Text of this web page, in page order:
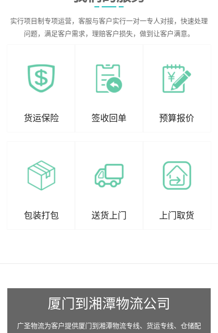
实行项目制专项运营，客服与客户实行一对一专人对接，快速处理
问题，满足客户需求，理赔客户损失，做到让客户满意。
货运保险 签收回单 预算报价
包装打包 送货上门 上门取货
厦门到湘潭物流公司
广圣物流为客户提供厦门到湘潭物流专线、货运专线、仓储配